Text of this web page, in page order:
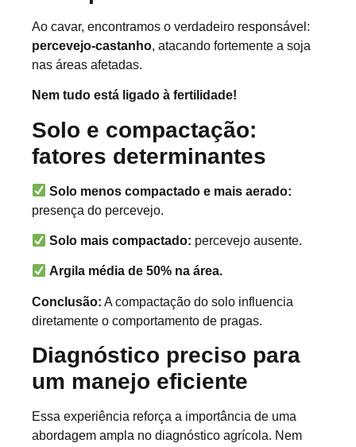
Ao cavar, encontramos o verdadeiro responsável:
percevejo-castanho, atacando fortemente a soja
nas áreas afetadas.
Nem tudo está ligado à fertilidade!
Solo e compactação:
fatores determinantes
Solo menos compactado e mais aerado:
presença do percevejo.
Solo mais compactado: percevejo ausente.
Argila média de 50% na área.
Conclusão: A compactação do solo influencia
diretamente o comportamento de pragas.
Diagnóstico preciso para
um manejo eficiente
Essa experiência reforça a importância de uma
abordagem ampla no diagnóstico agrícola. Nem